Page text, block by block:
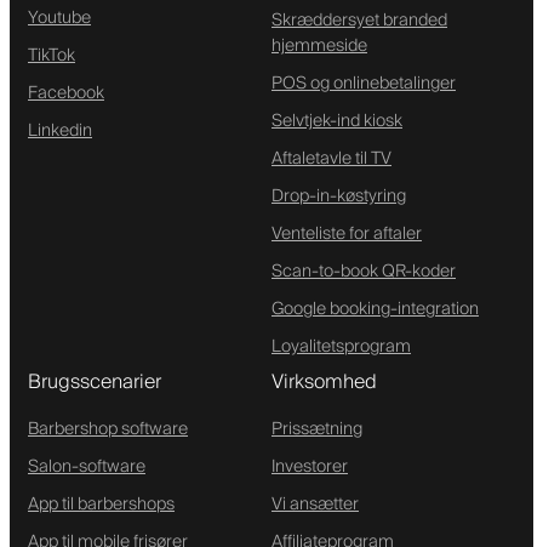
Youtube
TikTok
Facebook
Linkedin
Skræddersyet branded
hjemmeside
POS og onlinebetalinger
Selvtjek-ind kiosk
Aftaletavle til TV
Drop-in-køstyring
Venteliste for aftaler
Scan-to-book QR-koder
Google booking-integration
Loyalitetsprogram
Brugsscenarier
Barbershop software
Salon-software
App til barbershops
Virksomhed
Prissætning
Investorer
Vi ansætter